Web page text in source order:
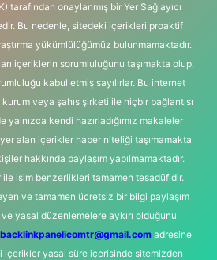
tarafından onaylanmış bir Yer Sağlayıcı
Bu nedenle, sitedeki içerikleri proaktif
yükümlülüğümüz bulunmamaktadır.
içeriklerin sorumluluğunu taşımakta olup,
kabul etmiş sayılırlar. Bu internet
veya şahıs şirketi ile hiçbir bağlantısı
yalnızca kendi hazırladığımız makaleler
alan içerikler haber niteliği taşımamakta
hakkında paylaşım yapılmamaktadır.
isim benzerlikleri tamamen tesadüfidir.
ve tamamen ücretsiz bir bilgi paylaşım
yasal düzenlemelere aykırı olduğunu
backlinkpanelicomtr@gmail.comadresine
içerikler yasal süre içerisinde sitemizden